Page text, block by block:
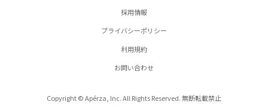
採用情報
プライバシーポリシー
利用規約
お問い合わせ
Copyright © Apérza, Inc. All Rights Reserved. 無断転載禁止